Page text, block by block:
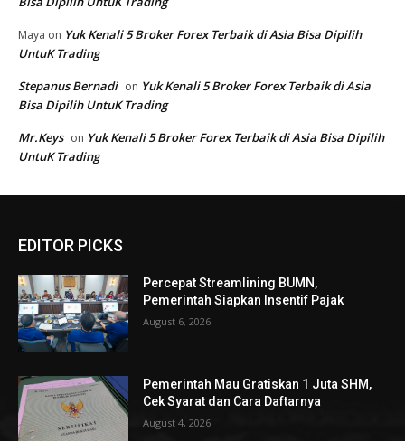
EDITOR PICKS
Percepat Streamlining BUMN,
Pemerintah Siapkan Insentif Pajak
August 6, 2026
Pemerintah Mau Gratiskan 1 Juta SHM,
Cek Syarat dan Cara Daftarnya
August 4, 2026